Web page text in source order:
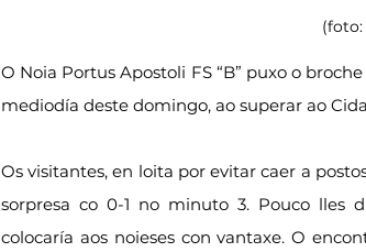
(foto:
O Noia Portus Apostoli FS “B” puxo o
mediodía deste domingo, ao superar ao
Os visitantes, en loita por evitar caer a
sorpresa co 0-1 no minuto 3. Pouco lles
colocaría aos noieses con vantaxe. O